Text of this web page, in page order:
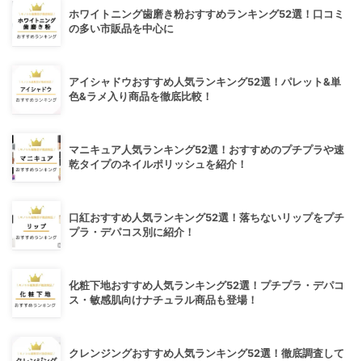
ホワイトニング歯磨き粉おすすめランキング52選！口コミ
の多い市販品を中心に
アイシャドウおすすめ人気ランキング52選！パレット&単
色&ラメ入り商品を徹底比較！
マニキュア人気ランキング52選！おすすめのプチプラや速
乾タイプのネイルポリッシュを紹介！
口紅おすすめ人気ランキング52選！落ちないリップをプチ
プラ・デパコス別に紹介！
化粧下地おすすめ人気ランキング52選！プチプラ・デパコ
ス・敏感肌向けナチュラル商品も登場！
クレンジングおすすめ人気ランキング52選！徹底調査して